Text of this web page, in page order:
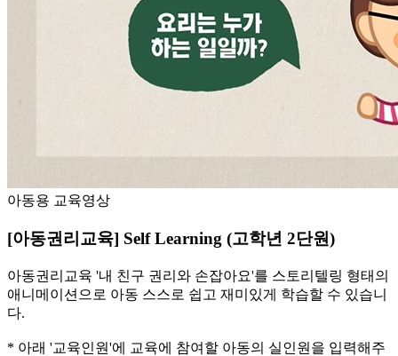
아동용 교육영상
[아동권리교육] Self Learning (고학년 2단원)
아동권리교육 '내 친구 권리와 손잡아요'를 스토리텔링 형태의
애니메이션으로 아동 스스로 쉽고 재미있게 학습할 수 있습니
다.
* 아래 '교육인원'에 교육에 참여할 아동의 실인원을 입력해주